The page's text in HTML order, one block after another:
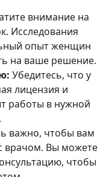
внимание на
Исследования
опыт женщин
на ваше решение.
Убедитесь, что у
лицензия и
работы в нужной
важно, чтобы вам
врачом. Вы можете
чтобы